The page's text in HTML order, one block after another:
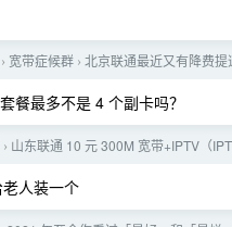
› 宽带症候群 › 北京联通最近又有降费提
餐最多不是 4 个副卡吗？
› 山东联通 10 元 300M 宽带+IPTV（
人装一个